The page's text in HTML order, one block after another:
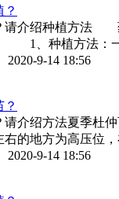
请介绍种植方法
、种植方法：一
2020-9-14 18:56
请介绍方法夏季杜
右的地方为高压位，
2020-9-14 18:56